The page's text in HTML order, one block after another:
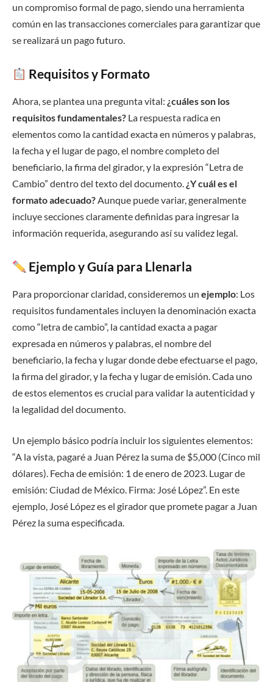
un compromiso formal de pago, siendo una herramienta
común en las transacciones comerciales para garantizar que
se realizará un pago futuro.
Requisitos y Formato
Ahora, se plantea una pregunta vital: ¿cuáles son los
requisitos fundamentales? La respuesta radica en
elementos como la cantidad exacta en números y palabras,
la fecha y el lugar de pago, el nombre completo del
beneficiario, la firma del girador, y la expresión “Letra de
Cambio” dentro del texto del documento. ¿Y cuál es el
formato adecuado? Aunque puede variar, generalmente
incluye secciones claramente definidas para ingresar la
información requerida, asegurando así su validez legal.
Ejemplo y Guía para Llenarla
Para proporcionar claridad, consideremos un ejemplo: Los
requisitos fundamentales incluyen la denominación exacta
como “letra de cambio”, la cantidad exacta a pagar
expresada en números y palabras, el nombre del
beneficiario, la fecha y lugar donde debe efectuarse el pago,
la firma del girador, y la fecha y lugar de emisión. Cada uno
de estos elementos es crucial para validar la autenticidad y
la legalidad del documento.
Un ejemplo básico podría incluir los siguientes elementos:
“A la vista, pagaré a Juan Pérez la suma de $5,000 (Cinco mil
dólares). Fecha de emisión: 1 de enero de 2023. Lugar de
emisión: Ciudad de México. Firma: José López”. En este
ejemplo, José López es el girador que promete pagar a Juan
Pérez la suma especificada.